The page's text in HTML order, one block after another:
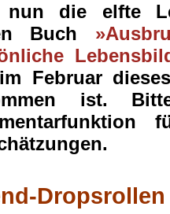
nun die elfte
Buch
Februar
ist.
Dropsrollen